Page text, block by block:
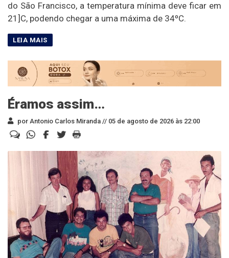
do São Francisco, a temperatura mínima deve ficar em
21]C, podendo chegar a uma máxima de 34ºC.
Éramos assim…
por Antonio Carlos Miranda // 05 de agosto de 2026 às 22:00